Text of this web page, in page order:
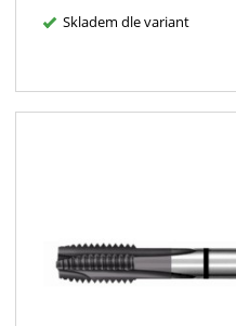
Skladem dle variant